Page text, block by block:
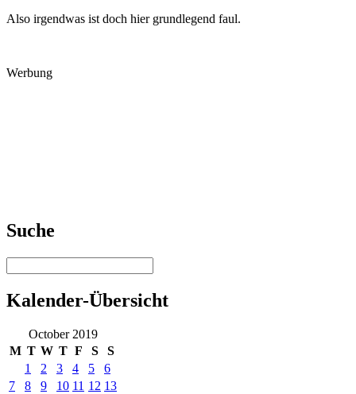
Also irgendwas ist doch hier grundlegend faul.
Werbung
Suche
Kalender-Übersicht
October 2019
M T W T F S
S
1
2 3 4 5
6
7
8 9 10 11 12 13